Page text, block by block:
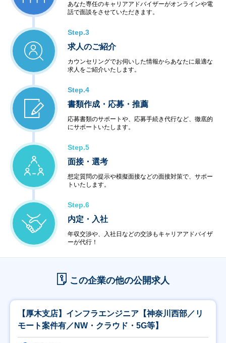
あなた専任のキャリアアドバイザーがオンラインや電
話で面談をさせていただきます。
Step.3
求人のご紹介
カウンセリングでお伺いした情報からあなたに最適な
求人をご紹介いたします。
Step.4
書類作成・応募・推薦
応募書類のサポートや、応募手続き代行など、徹底的
にサポートいたします。
Step.5
面接・選考
想定質問の提示や模擬面接などの面接対策で、サポー
トいたします。
Step.6
内定・入社
年収交渉や、入社日などの交渉もキャリアアドバイザ
ーが代行！
この企業の他の公開求人
【厚木支店】インフラエンジニア【神奈川西部／リ
モート案件有／NW・クラウド・5G等】